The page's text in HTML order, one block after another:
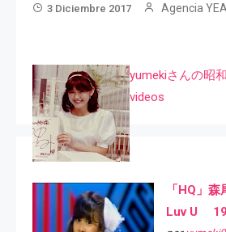
3 Diciembre 2017 Agencia YEA
yumekiさんの昭
videos
「HQ」
Luv U